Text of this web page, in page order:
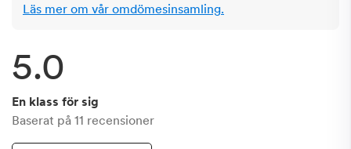
Läs mer om vår omdömesinsamling.
5.0
En klass för sig
Baserat på 11 recensioner